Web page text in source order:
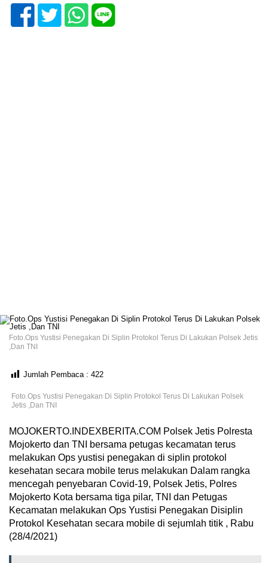
Foto.Ops Yustisi Penegakan Di Siplin Protokol Terus Di Lakukan Polsek Jetis
,Dan TNI
Jumlah Pembaca : 422
Foto.Ops Yustisi Penegakan Di Siplin Protokol Terus Di Lakukan Polsek
Jetis ,Dan TNI
MOJOKERTO.INDEXBERITA.COM Polsek Jetis Polresta
Mojokerto dan TNI bersama petugas kecamatan terus
melakukan Ops yustisi penegakan di siplin protokol
kesehatan secara mobile terus melakukan Dalam rangka
mencegah penyebaran Covid-19, Polsek Jetis, Polres
Mojokerto Kota bersama tiga pilar, TNI dan Petugas
Kecamatan melakukan Ops Yustisi Penegakan Disiplin
Protokol Kesehatan secara mobile di sejumlah titik , Rabu
(28/4/2021)